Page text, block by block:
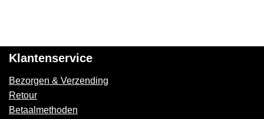
Klantenservice
Bezorgen & Verzending
Retour
Betaalmethoden